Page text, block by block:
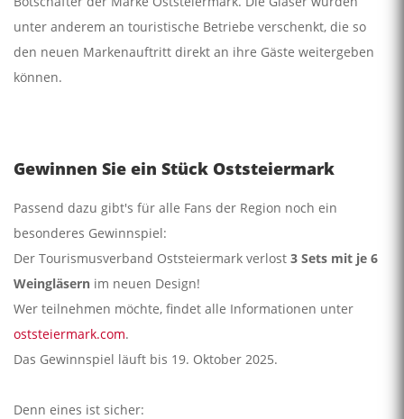
unter anderem an touristische Betriebe verschenkt, die so
den neuen Markenauftritt direkt an ihre Gäste weitergeben
können.
Gewinnen Sie ein Stück Oststeiermark
Passend dazu gibt's für alle Fans der Region noch ein
besonderes Gewinnspiel:
Der Tourismusverband Oststeiermark verlost 3 Sets mit je 6
Weingläsern im neuen Design!
Wer teilnehmen möchte, findet alle Informationen unter
oststeiermark.com.
Das Gewinnspiel läuft bis 19. Oktober 2025.
Denn eines ist sicher: